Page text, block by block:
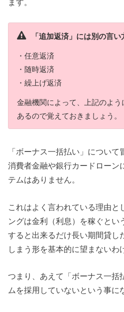
ます。
「追加返済」には別の言
・任意返済
・随時返済
・繰上げ返済
金融機関によって、上記のよ
あるので覚えておきましょう。
「ボーナス一括払い」について
消費者金融や銀行カードローン
テムはありません。
これはよく言われている理由と
ングは金利（利息）を稼ぐとい
すると出来るだけ長い期間貸し
しまう形を基本的に望まないわ
つまり、あえて「ボーナス一括
ムを採用していないという事に